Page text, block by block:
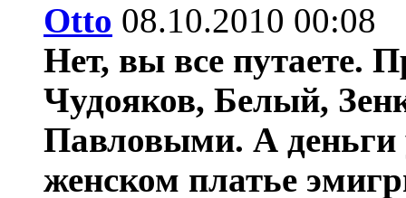
Otto 08.10.2010 00:08
Нет, вы все путаете.
Чудояков, Белый,
Павловыми. А
женском платье